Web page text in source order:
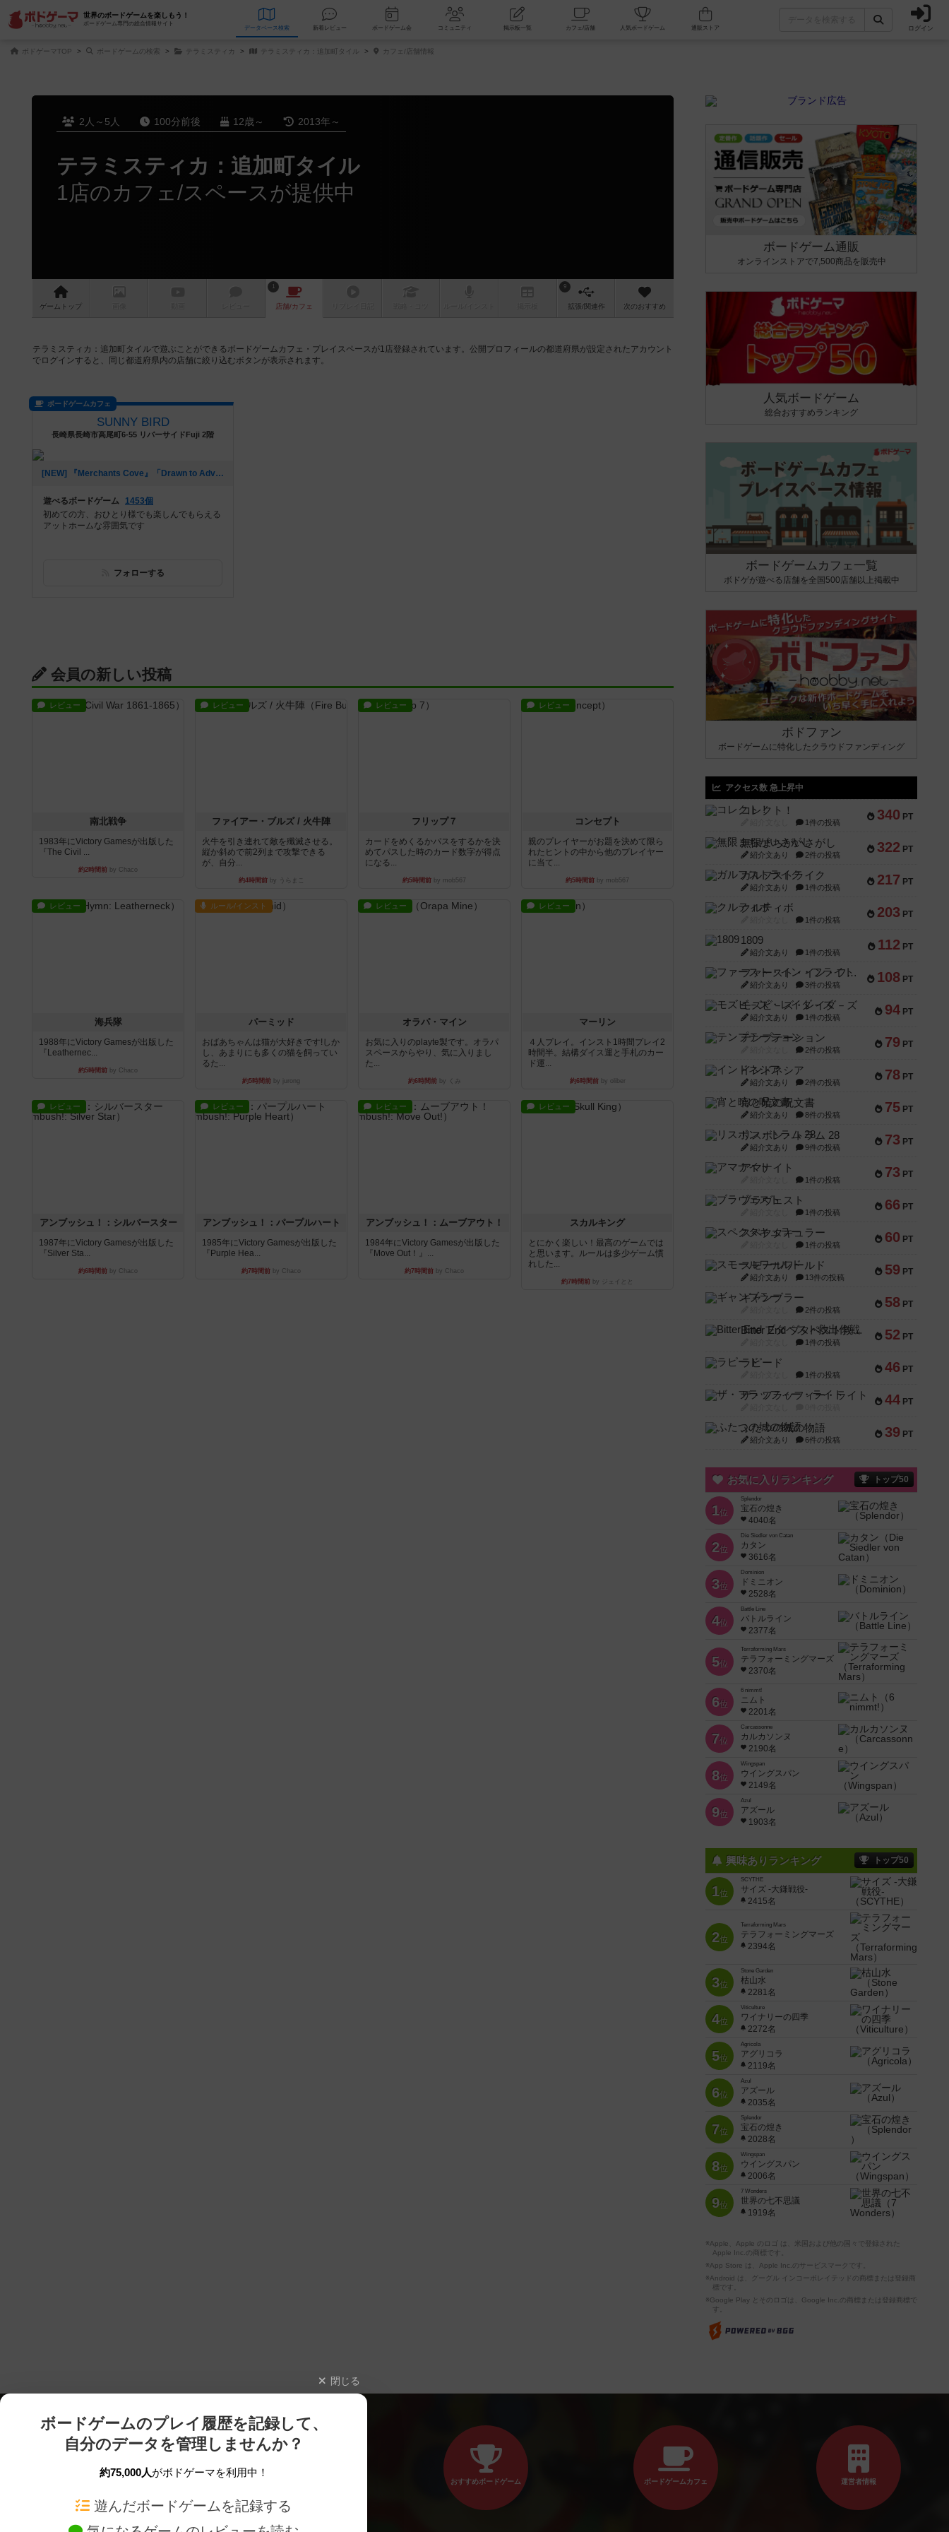
世界のボードゲームを楽しもう！
ボードゲーム専門の総合情報サイト
データベース 検索 新着レビュー ボードゲーム会 コミュニティ 掲示板一覧 カフェ/店舗 人気ボードゲーム ログイン
ボドゲーマTOP ボードゲームの検索 テラミスティカ テラミスティカ：追加町タイル カフェ/店舗情報
2人～5人 100分前後 12歳～ 2013年～
テラミスティカ：追加町タイル
1店のカフェ/スペースが提供中
ゲーム トップ
1
店舗/カフェ
9
拡張/関連作 次のおすすめ
テラミスティカ：追加町タイルで遊ぶことができるボードゲームカフェ・プレイスペースが1店登録されています。公開プロフィールの都道府県が設定されたアカウント
でログインすると、同じ都道府県内の店舗に絞り込むボタンが表示されます。
ボードゲームカフェ
SUNNY BIRD
長崎県長崎市高尾町6-55 リバーサイドFuji 2階
[NEW] 『Merchants Cove』「Drawn to Adventure」概要説明動画アップしました。（2021年06月09日 16時06分）
遊べるボードゲーム
1453個
初めての方、おひとり様でも楽しんでもらえる
アットホームな雰囲気です
フォローする
会員の新しい投稿
レビュー
南北戦争
1983年にVictory Gamesが出版した
『The Civil ...
約2時間前 by Chaco
レビュー
ファイアー・ブルズ / 火牛陣
火牛を引き連れて敵を殲滅させる。
縦か斜めで前2列まで攻撃できる
が、自分...
約4時間前by うらまこ
レビュー
フリップ７
カードをめくるかパスをするかを決
めてパスした時のカード数字が得点
になる...
約5時間前 by mob567
レビュー
コンセプト
親のプレイヤーがお題を決めて限ら
れたヒントの中から他のプレイヤー
に当て...
約5時間前 by mob567
レビュー
海兵隊
1988年にVictory Gamesが出版した
『Leathernec...
約5時間前 by Chaco
ルール/インスト
パーミッド
おばあちゃんは猫が大好きです!しか
し、あまりにも多くの猫を飼ってい
るた...
約5時間前 by jurong
レビュー
オラパ・マイン
お気に入りのplayte製です。オラパ
スペースからやり、気に入りまし
た...
約6時間前by くみ
レビュー
マーリン
４人プレイ。インスト1時間プレイ2
時間半。結構ダイス運と手札のカー
ド運...
約6時間前by oliber
レビュー
アンブッシュ！：シルバースター
1987年にVictory Gamesが出版した
『Silver Sta...
約6時間前 by Chaco
レビュー
アンブッシュ！：パープルハート
1985年にVictory Gamesが出版した
『Purple Hea...
約7時間前 by Chaco
レビュー
アンブッシュ！：ムーブアウト！
1984年にVictory Gamesが出版した
『Move Out！』...
約7時間前 by Chaco
レビュー
スカルキング
とにかく楽しい！最高のゲームでは
と思います。ルールは多少ゲーム慣
れした...
約7時間前 by ジェイとと
ボードゲーム通販
オンラインストアで7,500商品を販売中
人気ボードゲーム
総合おすすめランキング
ボードゲームカフェ一覧
ボドゲが遊べる店舗を全国500店舗以上掲載中
ボドファン
ボードゲームに特化したクラウドファンディング
アクセス数 急上昇中
340 PT
コレクト！
1件の投稿
322 PT
無限まちがいさがし
紹介文あり 2件の投稿
217 PT
ガルフストライク
紹介文あり 1件の投稿
203 PT
クルティボ
1件の投稿
112 PT
1809
紹介文あり 1件の投稿
108 PT
ファースト・イン・フライト
紹介文あり 3件の投稿
94 PT
モズビ－ズ・レイダ－ズ
紹介文あり 1件の投稿
79 PT
テンプテーション
2件の投稿
78 PT
インドネシア
紹介文あり 2件の投稿
75 PT
宵と暁の呪文書
紹介文あり 8件の投稿
73 PT
リスボン・トラム 28
紹介文あり 9件の投稿
73 PT
アマナイト
1件の投稿
66 PT
ブラヴェスト
1件の投稿
60 PT
スペクタキュラー
1件の投稿
59 PT
スモールワールド
紹介文あり 13件の投稿
58 PT
ギャンブラー
2件の投稿
52 PT
Bitter End ブタペスト救出作戦
1件の投稿
46 PT
ラピード
1件の投稿
44 PT
ザ・フラッフィー・ライト
39 PT
ふたつの城の物語
紹介文あり 6件の投稿
お気に入りランキング トップ50
1位
Splendor
宝石の煌き
4040名
2位
Die Siedler von Catan
カタン
3616名
3位
Dominion
ドミニオン
2528名
4位
Battle Line
バトルライン
2377名
5位
Terraforming Mars
テラフォーミングマーズ
2370名
6位
6 nimmt!
ニムト
2201名
7位
Carcassonne
カルカソンヌ
2190名
8位
Wingspan
ウイングスパン
2149名
9位
Azul
アズール
1903名
興味ありランキング トップ50
1位
SCYTHE
サイズ -大鎌戦役-
2415名
2位
Terraforming Mars
テラフォーミングマーズ
2394名
3位
Stone Garden
枯山水
2281名
4位
Viticulture
ワイナリーの四季
2272名
5位
Agricola
アグリコラ
2119名
6位
Azul
アズール
2035名
7位
Splendor
宝石の煌き
2028名
8位
Wingspan
ウイングスパン
2006名
9位
7 Wonders
世界の七不思議
1919名
※Apple、Apple のロゴ は、米国および他の国々で登録された
Apple Inc.の商標です。
※App Store は、Apple Inc.のサービスマークです。
※Android は、グーグル インコーポレイテッドの商標または登録商
標です。
※Google Play とそのロゴは、Google Inc.の商標または登録商標で
す。
閉じる
ボードゲームのプレイ履歴を記録して、
自分のデータを管理しませんか？
約75,000人がボドゲーマを利用中！
遊んだボードゲームを記録する
おすすめボードゲーム ボードゲームカフェ 運営者情報